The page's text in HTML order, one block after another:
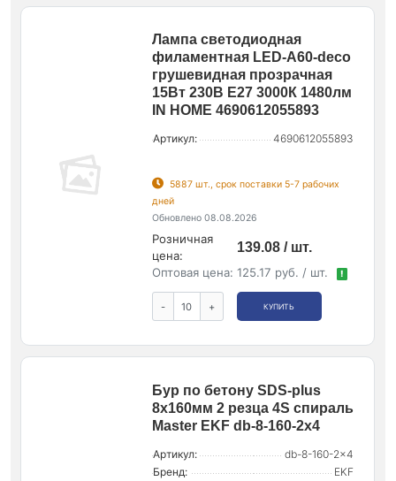
Лампа светодиодная
филаментная LED-A60-deco
грушевидная прозрачная
15Вт 230В E27 3000К 1480лм
IN HOME 4690612055893
Артикул: 4690612055893
5887 шт., срок поставки 5-7 рабочих
дней
Обновлено 08.08.2026
Розничная
цена:
139.08 / шт.
Оптовая цена: 125.17 руб. / шт. !
- + КУПИТЬ
Бур по бетону SDS-plus
8х160мм 2 резца 4S спираль
Master EKF db-8-160-2x4
Артикул:
db-8-160-2x4
Бренд:
EKF